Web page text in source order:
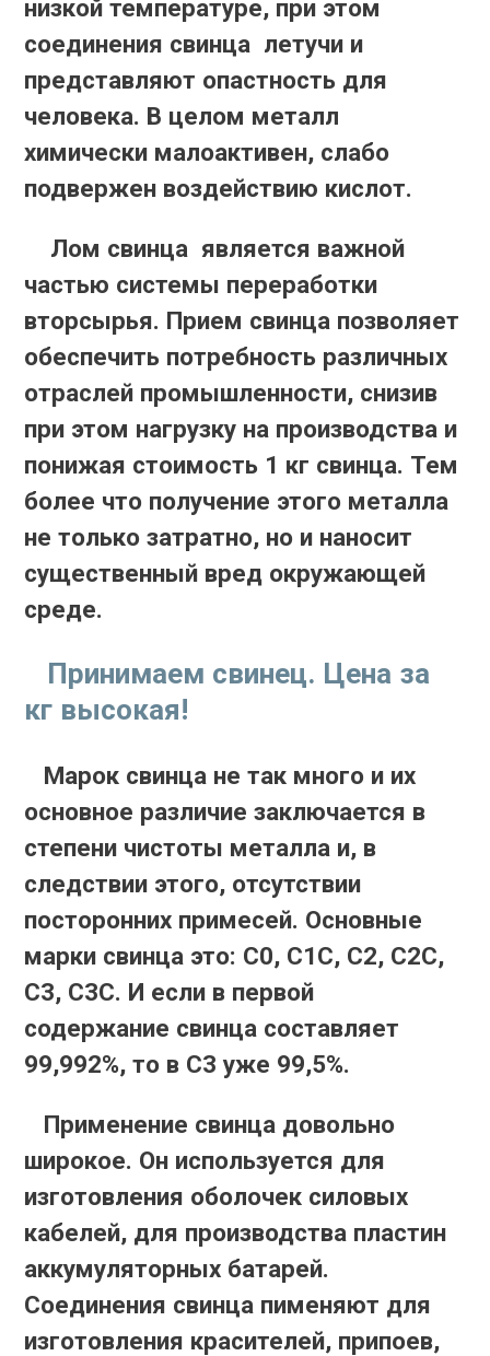
низкой температуре, при этом
соединения свинца летучи и
представляют опастность для
человека. В целом металл
химически малоактивен, слабо
подвержен воздействию кислот.
Лом свинца является важной
частью системы переработки
вторсырья. Прием свинца позволяет
обеспечить потребность различных
отраслей промышленности, снизив
при этом нагрузку на производства и
понижая стоимость 1 кг свинца. Тем
более что получение этого металла
не только затратно, но и наносит
существенный вред окружающей
среде.
Принимаем свинец. Цена за
кг высокая!
Марок свинца не так много и их
основное различие заключается в
степени чистоты металла и, в
следствии этого, отсутствии
посторонних примесей. Основные
марки свинца это: C0, C1C, C2, C2C,
C3, C3C. И если в первой
содержание свинца составляет
99,992%, то в С3 уже 99,5%.
Применение свинца довольно
широкое. Он используется для
изготовления оболочек силовых
кабелей, для производства пластин
аккумуляторных батарей.
Соединения свинца пименяют для
изготовления красителей, припоев,